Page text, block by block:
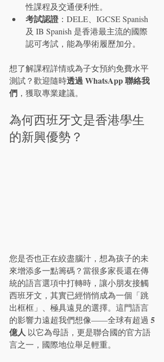
性課程及交通便利性。
考試認證：DELE、IGCSE Spanish
及 IB Spanish 是香港最主流的國際
認可考試，能為學術履歷加分。
想了解課程詳情或為子女預約免費水平
測試？歡迎隨時透過 WhatsApp 聯絡我
們 ，獲取專業建議。
為何西班牙文是香港學生
的新興優勢？
您是否也正在絞盡腦汁，想為孩子的未
來增添多一點籌碼？當很多家長還在傳
統的語言選項中打轉時，讓小朋友接觸
西班牙文，其實已經悄悄成為一個「跳
出框框」、極具遠見的選擇。這門語言
的影響力遠超我們想像——全球有超過 5
億人 以它為母語，更是聯合國的官方語
言之一，國際地位舉足輕重。